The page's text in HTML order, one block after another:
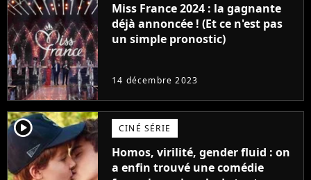
Miss France 2024 : la gagnante
déjà annoncée ! (Et ce n'est pas
un simple pronostic)
14 décembre 2023
player2 CINÉ SÉRIE
Homos, virilité, gender fluid : on
a enfin trouvé une comédie